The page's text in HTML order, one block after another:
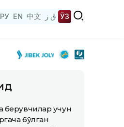
РУ EN 中文 ق ز ЎЗ
берувчилар учун
бўлган